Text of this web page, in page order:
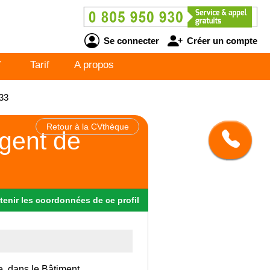
Se connecter Créer un compte
Tarif A propos
Retour à la CVthèque
de
les coordonnées de ce profil